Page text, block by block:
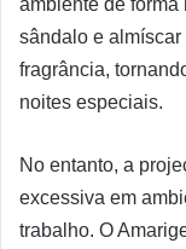
sândalo e
fragrância,
noites especiais.
No entanto, a
excessiva em
trabalho. O